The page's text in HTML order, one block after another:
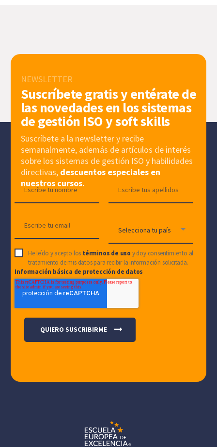
NEWSLETTER
Suscríbete gratis y entérate de
las novedades en los sistemas
de gestión ISO y soft skills
Suscríbete a la newsletter y recibe
semanalmente, además de artículos de interés
sobre los sistemas de gestión ISO y habilidades
directivas, descuentos especiales en
nuestros cursos.
He leído y acepto los términos de uso y doy consentimiento al
tratamiento de mis datos para recibir la información solicitada.
Información básica de protección de datos